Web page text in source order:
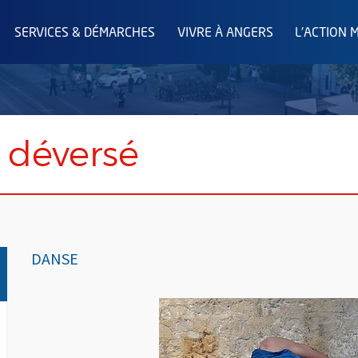
SERVICES & DÉMARCHES VIVRE À ANGERS L'ACTION
DANSE